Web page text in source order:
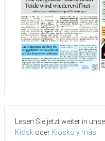
Lesen Sie jetzt weiter in
Kiosk oder Kiosko y más